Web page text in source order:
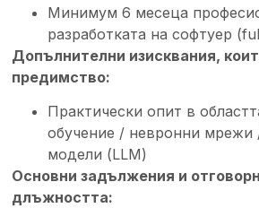
Минимум 6 месеца
разработката на софтуер
Допълнителни изисквания,
предимство:
Практически опит в
обучение / невронни мрежи
модели (LLM)
Основни задължения и
длъжността: